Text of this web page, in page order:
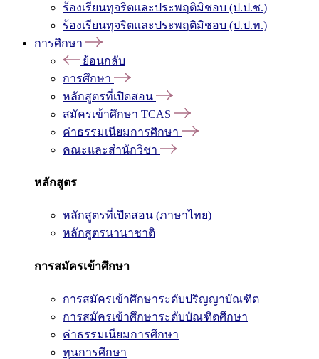
ร้องเรียนทุจริตและประพฤติมิชอบ (ป.ป.ช.)
ร้องเรียนทุจริตและประพฤติมิชอบ (ป.ป.ท.)
การศึกษา
ย้อนกลับ
การศึกษา
หลักสูตรที่เปิดสอน
สมัครเข้าศึกษา TCAS
ค่าธรรมเนียมการศึกษา
คณะและสำนักวิชา
หลักสูตร
หลักสูตรที่เปิดสอน (ภาษาไทย)
หลักสูตรนานาชาติ
การสมัครเข้าศึกษา
การสมัครเข้าศึกษาระดับปริญญาบัณฑิต
การสมัครเข้าศึกษาระดับบัณฑิตศึกษา
ค่าธรรมเนียมการศึกษา
ทุนการศึกษา